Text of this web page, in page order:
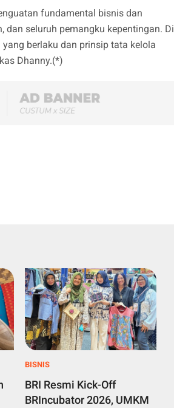
fundamental bisnis dan
seluruh pemangku kepentingan. Di
berlaku dan prinsip tata kelola
Dhanny.(*)
BISNIS
BRI Resmi Kick-Off
BRIncubator 2026, UMKM